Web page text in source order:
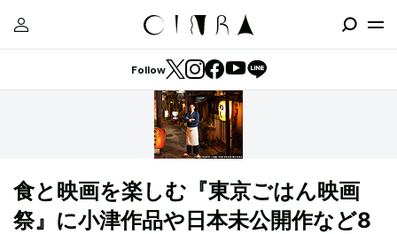
Follow
食と映画を楽しむ『東京ごはん映画
祭』に小津作品や日本未公開作など8